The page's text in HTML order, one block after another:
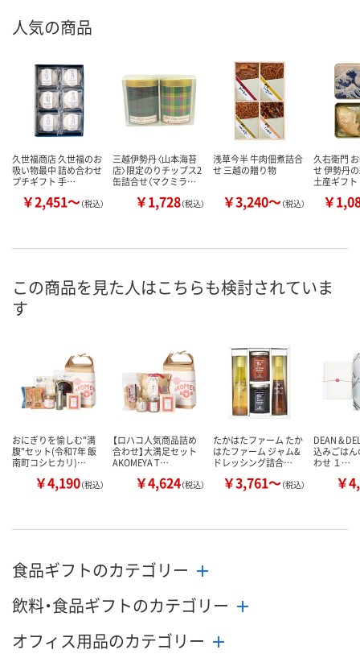
人気の商品
久世福商店 久世福のお
吸い物最中 詰め合わせ
プチギフト 手…
￥2,451～（税込）
三越伊勢丹〈山本海苔
店〉限定のりチップス2
缶詰合せ（マクミラ…
￥1,728（税込）
浅草今半 牛肉佃煮詰合
せ 三越の贈り物
￥3,240～（税込）
久右衛門
せ 伊勢丹
土産ギフト
￥
この商品を見た人はこちらも検討されていま
す
おにぎりを愉しむ"満
腹"セット(令和7年 飯
南町コシヒカリ)…
￥4,190（税込）
【ロハコ人気商品詰め
合わせ】大満足セット
AKOMEYA T…
￥4,624（税込）
たかはたファーム たか
はたファーム ジャム&
ドレッシング詰合…
￥3,761～（税込）
DEAN &
込みごは
わせ １…
￥
食品ギフトのカテゴリー
飲料・食品ギフトのカテゴリー
オフィス用品のカテゴリー